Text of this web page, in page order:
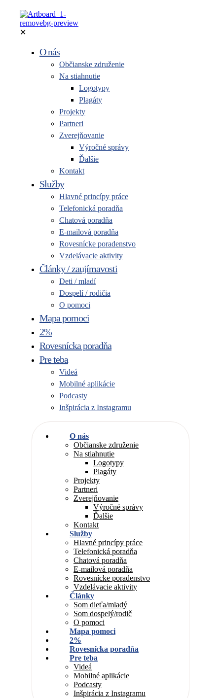
✕
O nás
Občianske združenie
Na stiahnutie
Logotypy
Plagáty
Projekty
Partneri
Zverejňovanie
Výročné správy
Ďalšie
Kontakt
Služby
Hlavné princípy práce
Telefonická poradňa
Chatová poradňa
E-mailová poradňa
Rovesnícke poradenstvo
Vzdelávacie aktivity
Články / zaujímavosti
Deti / mladí
Dospelí / rodičia
O pomoci
Mapa pomoci
2%
Rovesnícka poradňa
Pre teba
Videá
Mobilné aplikácie
Podcasty
Inšpirácia z Instagramu
O nás
Občianske združenie
Na stiahnutie
Logotypy
Plagáty
Projekty
Partneri
Zverejňovanie
Výročné správy
Ďalšie
Kontakt
Služby
Hlavné princípy práce
Telefonická poradňa
Chatová poradňa
E-mailová poradňa
Rovesnícke poradenstvo
Vzdelávacie aktivity
Články
Som dieťa/mladý
Som dospelý/rodič
O pomoci
Mapa pomoci
2%
Rovesnícka poradňa
Pre teba
Videá
Mobilné aplikácie
Podcasty
Inšpirácia z Instagramu